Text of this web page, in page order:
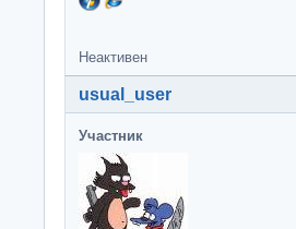
Неактивен
usual_user
Участник